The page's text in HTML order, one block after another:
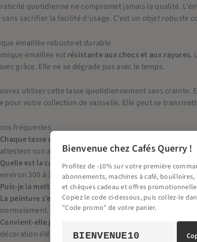
quotidienne ne compromet jamais la qualité.
sacrifier la facilité d’usage. C’est un objet robuste
émaillée robuste et durable
émaillée est résistante aux chocs et aux rayures.
grâce. Elle ne se dégrade pas avec le temps.
utiliser cette tasse quotidiennement sans crainte.
pour votre collection de vaisselle. Elle peut se
fréquentes
Chaque tasse est-elle vraiment unique ?
Oui, peinte à
attestent son authenticité artisanale.
Quelle est la capacité de cette tasse ?Ses dimensions (9
environ 300 à 350 ml de thé.
Puis-je la mettre au lave-vaisselle ?Oui, la céramique
La peinture s’efface-t-elle avec le temps ?Non,
normalement.
Convient-elle pour recevoir des invités ?
Absolument,
décoration élégant pour la table.
Bienvenue chez Cafés Querry !
Profitez de -10% sur votre première
abonnements, machines à café, bouilloires,
et chèques cadeau et offres
Copiez le code ci-dessous, puis collez-le
"Code promo" de votre panier.
BIENVENUE10